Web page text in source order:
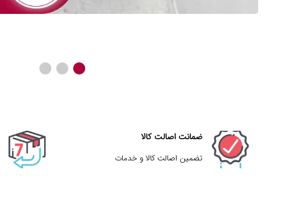
ضمانت اصالت کالا
تضمین اصالت کالا و خدمات